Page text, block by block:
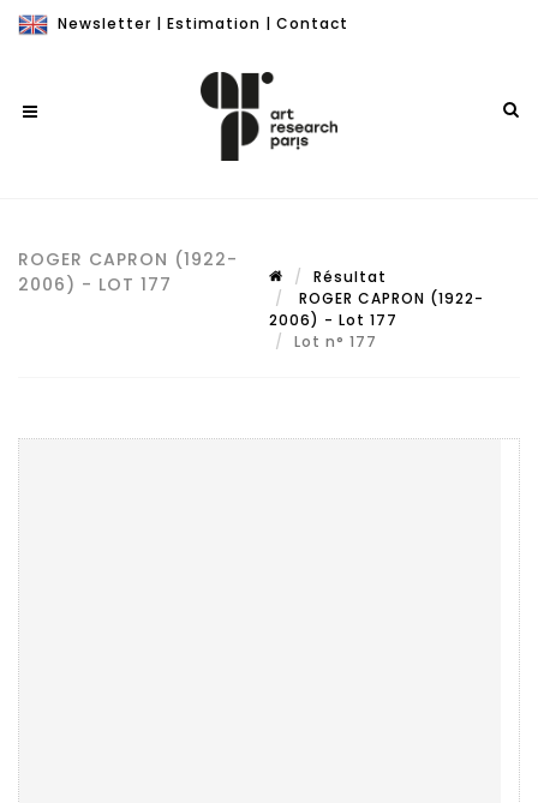
Newsletter | Estimation | Contact
ROGER CAPRON (1922-
2006) - LOT 177
Résultat
ROGER CAPRON (1922-
2006) - Lot 177
Lot n° 177